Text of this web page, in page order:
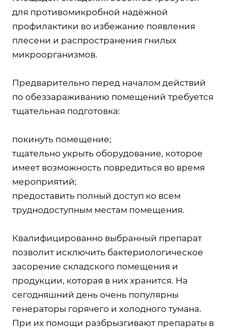
для противомикробной надёжной
профилактики во избежание появления
плесени и распространения гнилых
микроорганизмов.
Предварительно перед началом действий
по обеззараживанию помещений требуется
тщательная подготовка:
покинуть помещение;
тщательно укрыть оборудование, которое
имеет возможность повредиться во время
мероприятий;
предоставить полный доступ ко всем
труднодоступным местам помещения.
Квалифицированно выбранный препарат
позволит исключить бактериологическое
засорение складского помещения и
продукции, которая в них хранится. На
сегодняшний день очень популярны
генераторы горячего и холодного тумана.
При их помощи разбрызгивают препараты в